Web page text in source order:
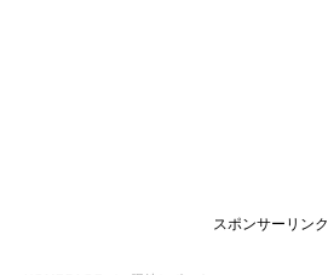
スポンサーリンク